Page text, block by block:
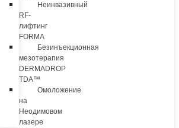
Неинвазивный
RF-
лифтинг
FORMA
Безинъекционная
мезотерапия
DERMADROP
TDA™
Омоложение
на
Неодимовом
лазере